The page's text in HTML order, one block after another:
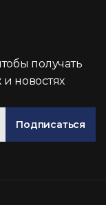
получать
новостях
Подписаться